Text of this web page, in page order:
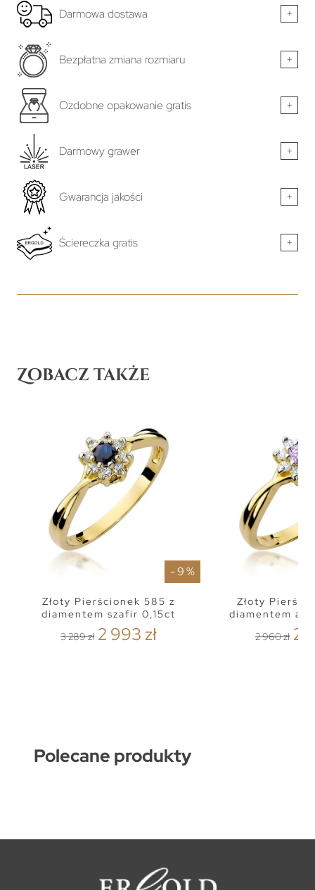
Darmowa dostawa +
Bezpłatna zmiana rozmiaru +
Ozdobne opakowanie gratis +
Darmowy grawer +
Gwarancja jakości +
Ściereczka gratis +
Zobacz także
- 9 %
Złoty Pierścionek 585 z
diamentem szafir 0,15ct
3 289 zł 2 993 zł
Złoty
diamentem
2 960 zł 2
Polecane produkty